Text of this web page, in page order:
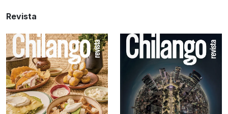
Revista